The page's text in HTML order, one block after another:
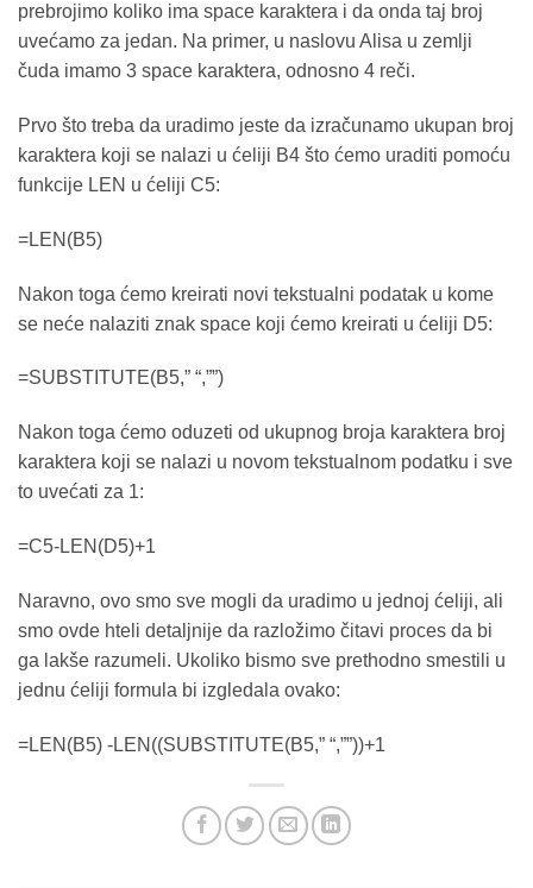
prebrojimo koliko ima space karaktera i da onda taj broj
uvećamo za jedan. Na primer, u naslovu Alisa u zemlji
čuda imamo 3 space karaktera, odnosno 4 reči.
Prvo što treba da uradimo jeste da izračunamo ukupan broj
karaktera koji se nalazi u ćeliji B4 što ćemo uraditi pomoću
funkcije LEN u ćeliji C5:
=LEN(B5)
Nakon toga ćemo kreirati novi tekstualni podatak u kome
se neće nalaziti znak space koji ćemo kreirati u ćeliji D5:
=SUBSTITUTE(B5,” “,””)
Nakon toga ćemo oduzeti od ukupnog broja karaktera broj
karaktera koji se nalazi u novom tekstualnom podatku i sve
to uvećati za 1:
=C5-LEN(D5)+1
Naravno, ovo smo sve mogli da uradimo u jednoj ćeliji, ali
smo ovde hteli detaljnije da razložimo čitavi proces da bi
ga lakše razumeli. Ukoliko bismo sve prethodno smestili u
jednu ćeliji formula bi izgledala ovako:
=LEN(B5) -LEN((SUBSTITUTE(B5,” “,””))+1